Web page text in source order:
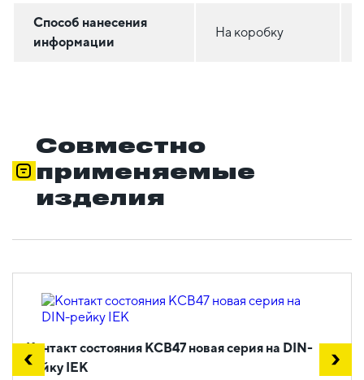
Способ нанесения
информации
На коробку
Совместно
применяемые
изделия
Контакт состояния КСВ47 новая серия на DIN-
рейку IEK